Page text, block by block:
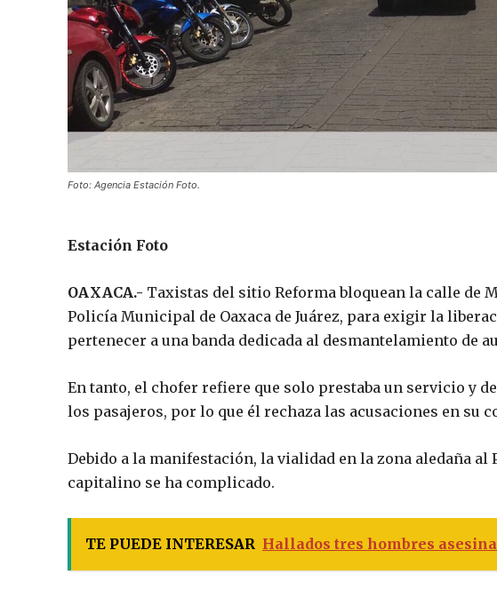
Foto: Agencia Estación Foto.
Estación Foto
OAXACA.- Taxistas del sitio Reforma bloquean la calle de
Policía Municipal de Oaxaca de Juárez, para exigir la
pertenecer a una banda dedicada al desmantelamiento de
En tanto, el chofer refiere que solo prestaba un servicio y
los pasajeros, por lo que él rechaza las acusaciones en su
Debido a la manifestación, la vialidad en la zona aledaña
capitalino se ha complicado.
TE PUEDE INTERESAR Hallados tres hombres